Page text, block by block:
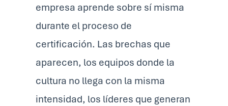
empresa aprende sobre sí misma
durante el proceso de
certificación. Las brechas que
aparecen, los equipos donde la
cultura no llega con la misma
intensidad, los líderes que generan